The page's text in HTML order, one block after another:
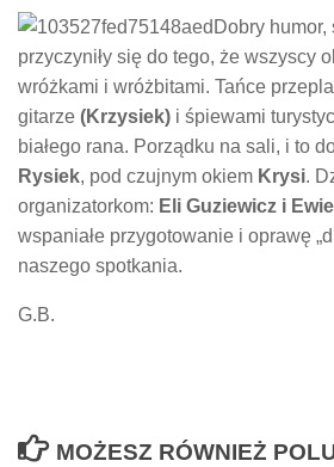
Dobry
przyczyniły się do tego, że wszyscy
wróżkami i wróżbitami. Tańce
gitarze (Krzysiek) i śpiewami
białego rana. Porządku na sali, i to
Rysiek, pod czujnym okiem Krysi.
organizatorkom: Eli Guziewicz i
wspaniałe przygotowanie i oprawę
naszego spotkania.
G.B.
MOŻESZ RÓWNIEŻ